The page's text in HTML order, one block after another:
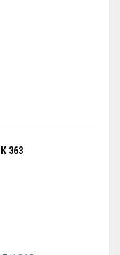
363